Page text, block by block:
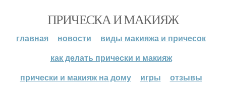
ПРИЧЕСКА И МАКИЯЖ
главная новости
виды макияжа и причесок
как делать прически и макияж
прически и макияж на дому
игры отзывы